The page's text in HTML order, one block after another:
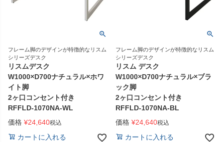
フレーム脚のデザインが特徴的なリスム
シリーズデスク
リスムデスク
W1000×D700ナチュラル×ホワ
イト脚
2ヶ口コンセント付き
RFFLD-1070NA-WL
価格 ¥24,640税込
カートに入れる
フレーム脚のデザインが特徴的なリスム
シリーズデスク
リスム デスク
W1000×D700ナチュラル×ブラ
ック脚
2ヶ口コンセント付き
RFFLD-1070NA-BL
価格 ¥24,640税込
カートに入れる